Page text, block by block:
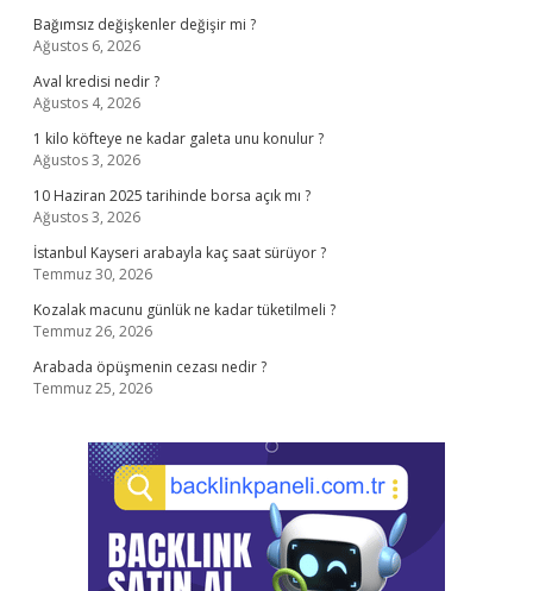
Bağımsız değişkenler değişir mi ?
Ağustos 6, 2026
Aval kredisi nedir ?
Ağustos 4, 2026
1 kilo köfteye ne kadar galeta unu konulur ?
Ağustos 3, 2026
10 Haziran 2025 tarihinde borsa açık mı ?
Ağustos 3, 2026
İstanbul Kayseri arabayla kaç saat sürüyor ?
Temmuz 30, 2026
Kozalak macunu günlük ne kadar tüketilmeli ?
Temmuz 26, 2026
Arabada öpüşmenin cezası nedir ?
Temmuz 25, 2026